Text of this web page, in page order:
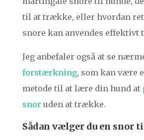
til at trække, eller hvordan
snore kan anvendes
Jeg anbefaler også at se
forstærkning, som kan være
metode til at lære din hund at
snor uden at trække.
Sådan vælger du en snor